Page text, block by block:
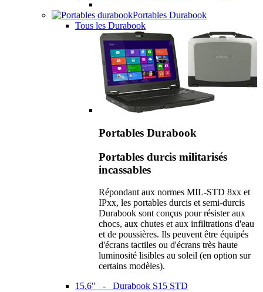
Portables Durabook
Tous les Durabook
Portables Durabook
Portables durcis militarisés
incassables
Répondant aux normes MIL-STD 8xx et
IPxx, les portables durcis et semi-durcis
Durabook sont conçus pour résister aux
chocs, aux chutes et aux infiltrations d'eau
et de poussières. Ils peuvent être équipés
d'écrans tactiles ou d'écrans très haute
luminosité lisibles au soleil (en option sur
certains modèles).
15.6" - Durabook S15 STD